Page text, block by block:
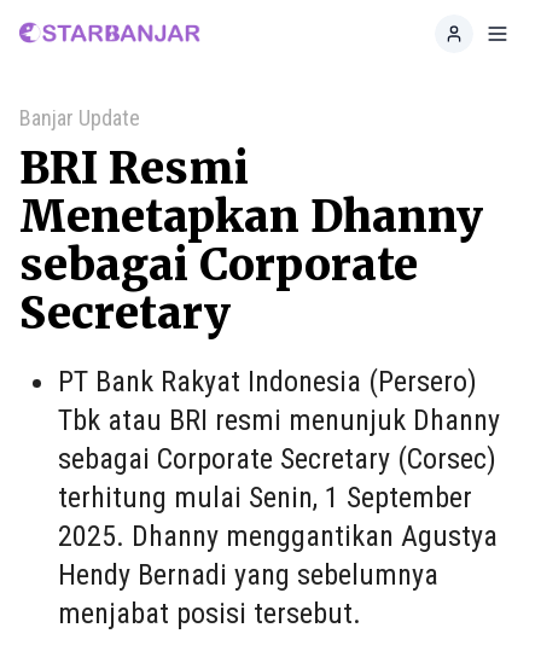
Home
Banjar Update
BRI Resmi
Menetapkan Dhanny
sebagai Corporate
Secretary
PT Bank Rakyat Indonesia (Persero)
Tbk atau BRI resmi menunjuk Dhanny
sebagai Corporate Secretary (Corsec)
terhitung mulai Senin, 1 September
2025. Dhanny menggantikan Agustya
Hendy Bernadi yang sebelumnya
menjabat posisi tersebut.